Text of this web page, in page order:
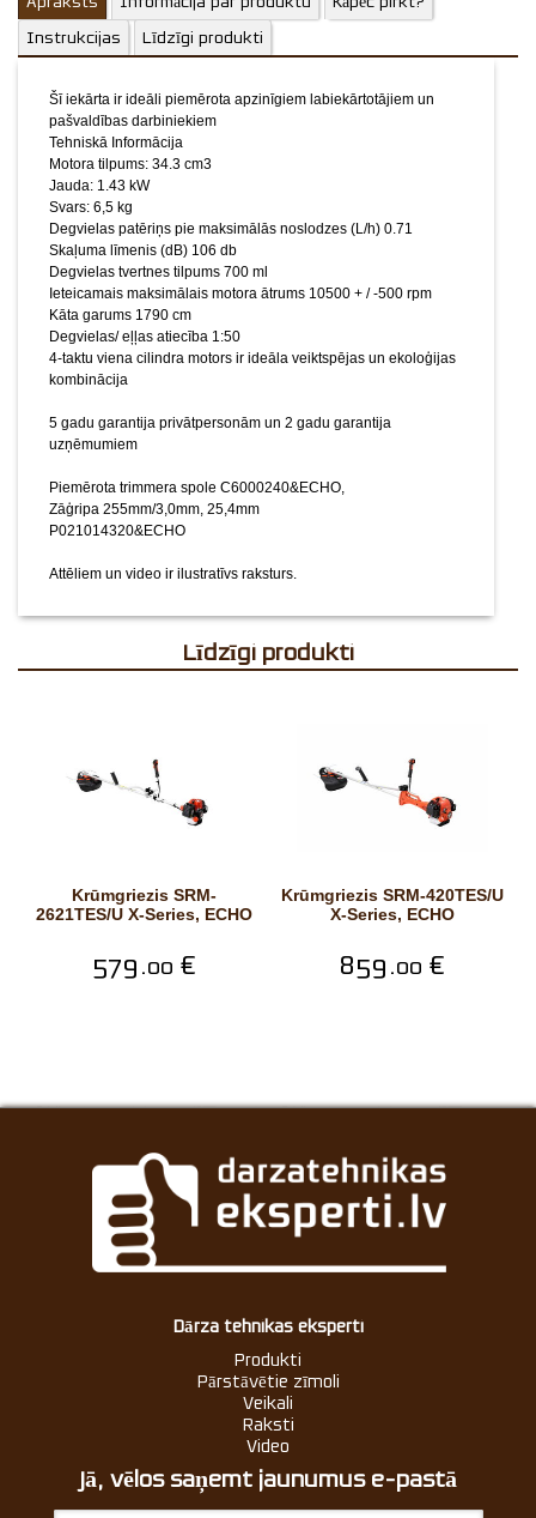
uzņēmumiem
Zāģripa 255mm/3,0mm, 25,4mm
Instrukcijas
Līdzīgi produkti
Šī iekārta ir ideāli piemērota apzinīgiem labiekārtotājiem un
pašvaldības darbiniekiem
Tehniskā Informācija
Motora tilpums: 34.3 cm3
Jauda: 1.43 kW
Svars: 6,5 kg
Degvielas patēriņs pie maksimālās noslodzes (L/h) 0.71
Skaļuma līmenis (dB) 106 db
Degvielas tvertnes tilpums 700 ml
Ieteicamais maksimālais motora ātrums 10500 + / -500 rpm
Kāta garums 1790 cm
Degvielas/ eļļas atiecība 1:50
4-taktu viena cilindra motors ir ideāla veiktspējas un ekoloģijas
kombinācija
5 gadu garantija privātpersonām un 2 gadu garantija
uzņēmumiem
Piemērota trimmera spole C6000240&ECHO,
Zāģripa 255mm/3,0mm, 25,4mm
P021014320&ECHO
Attēliem un video ir ilustratīvs raksturs.
Līdzīgi produkti
Krūmgriezis SRM-
2621TES/U X-Series, ECHO
579.00 €
Krūmgriezis SRM-420TES/U
X-Series, ECHO
859.00 €
Dārza tehnikas eksperti
Produkti
Pārstāvētie zīmoli
Veikali
Raksti
Video
Jā, vēlos saņemt jaunumus e-pastā